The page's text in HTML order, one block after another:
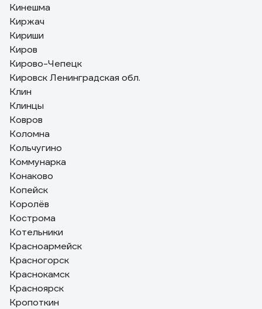
Кинешма
Киржач
Кириши
Киров
Кирово-Чепецк
Кировск Ленинградская обл.
Клин
Клинцы
Ковров
Коломна
Кольчугино
Коммунарка
Конаково
Копейск
Королёв
Кострома
Котельники
Красноармейск
Красногорск
Краснокамск
Красноярск
Кропоткин